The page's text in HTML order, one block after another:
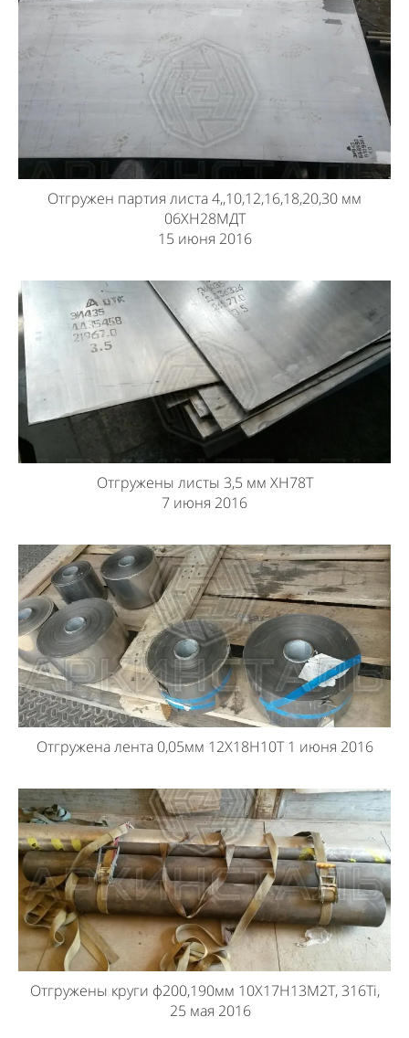
Отгружен партия листа 4,,10,12,16,18,20,30 мм
06ХН28МДТ
15 июня 2016
Отгружены листы 3,5 мм ХН78Т
7 июня 2016
Отгружена лента 0,05мм 12Х18Н10Т 1 июня 2016
Отгружены круги ф200,190мм 10Х17Н13М2Т, 316Ti,
25 мая 2016